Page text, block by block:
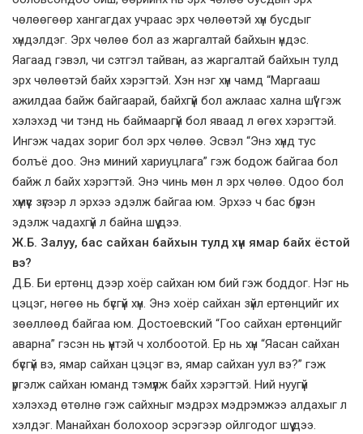
чөлөөгөөр хангагдах учраас эрх чөлөөтэй хүн бусдыг
хүндэлдэг. Эрх чөлөө бол аз жаргалтай байхын үндэс.
Яагаад гэвэл, чи сэтгэл тайван, аз жаргалтай байхын тулд
эрх чөлөөтэй байх хэрэгтэй. Хэн нэг хүн чамд “Маргааш
ажилдаа байж байгаарай, байхгүй бол ажлаас хална шүү” гэж
хэлэхэд чи тэнд нь баймааргүй бол яваад л өгөх хэрэгтэй.
Ингэж чадах зориг бол эрх чөлөө. Эсвэл “Энэ хүнд тус
болъё доо. Энэ миний хариуцлага” гэж бодож байгаа бол
байж л байх хэрэгтэй. Энэ чинь мөн л эрх чөлөө. Одоо бол
хүмүүс зүгээр л эрхээ эдэлж байгаа юм. Эрхээ ч бас бүрэн
эдэлж чадахгүй л байна шүү дээ.
Ж.Б. Залуу, бас сайхан байхын тулд хүн ямар байх ёстой
вэ?
Д.Б. Би ертөнц дээр хоёр сайхан юм бий гэж боддог. Нэг нь
цэцэг, нөгөө нь бүсгүй хүн. Энэ хоёр сайхан зүйл ертөнцийг их
зөөллөөд байгаа юм. Достоевский “Гоо сайхан ертөнцийг
аварна” гэсэн нь үүнтэй ч холбоотой. Ер нь хүн “Яасан сайхан
бүсгүй вэ, ямар сайхан цэцэг вэ, ямар сайхан уул вэ?” гэж
үргэлж сайхан юманд тэмүүлж байх хэрэгтэй. Ний нуугүй
хэлэхэд өтөлнө гэж сайхныг мэдрэх мэдрэмжээ алдахыг л
хэлдэг. Манайхан болохоор эсрэгээр ойлгодог шүү дээ.